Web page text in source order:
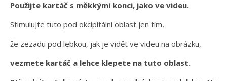
Použijte kartáč s měkkými konci, jako ve videu.
Stimulujte tuto pod okcipitální oblast jen tím,
že zezadu pod lebkou, jak je vidět ve videu na obrázku,
vezmete kartáč a lehce klepete na tuto oblast.